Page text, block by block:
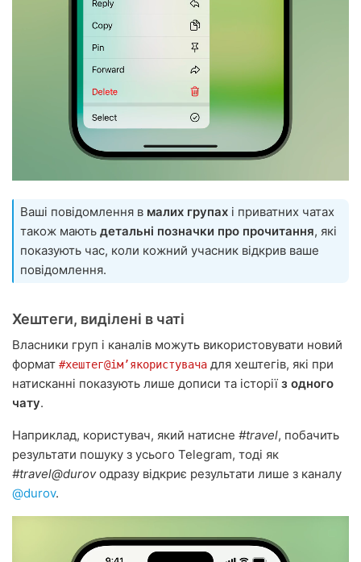
Ваші повідомлення в малих групах і приватних чатах
також мають детальні позначки про прочитання, які
показують час, коли кожний учасник відкрив ваше
повідомлення.
Хештеги, виділені в чаті
Власники груп і каналів можуть використовувати новий
формат #хештег@імʼякористувача для хештегів, які при
натисканні показують лише дописи та історії з одного
чату.
Наприклад, користувач, який натисне #travel, побачить
результати пошуку з усього Telegram, тоді як
#travel@durovодразу відкриє результати лише з каналу
@durov.